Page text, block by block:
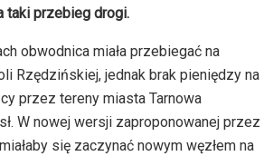
taki przebieg drogi.
obwodnica miała przebiegać na
Rzędzińskiej, jednak brak pieniędzy na
przez tereny miasta Tarnowa
W nowej wersji zaproponowanej przez
się zaczynać nowym węzłem na